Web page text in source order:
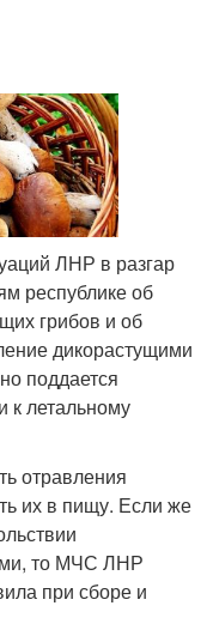
ЛНР в разгар
республике об
грибов и об
дикорастущими
поддается
к летальному
отравления
их в пищу. Если же
то МЧС ЛНР
при сборе и